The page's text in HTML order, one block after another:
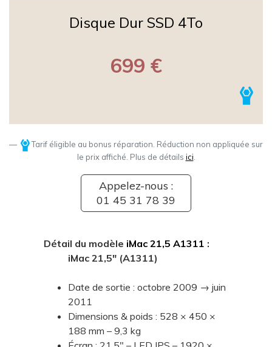
Disque Dur SSD 4To
699 €
Tarif éligible au bonus réparation. Réduction non appliquée sur
le prix affiché. Plus de détails ici
Appelez-nous :
01 45 31 78 39
Détail du modèle iMac 21,5 A1311 :
iMac 21,5" (A1311)
Date de sortie : octobre 2009 → juin
2011
Dimensions & poids : 528 × 450 ×
188 mm – 9,3 kg